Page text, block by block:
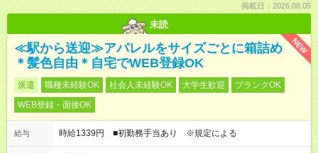
掲載日：2026.08.05
未読
NEW
≪駅から送迎≫アパレルをサイズごとに箱詰め
＊髪色自由＊自宅でWEB登録OK
派遣 職種未経験OK 社会人未経験OK 大学生歓迎
ブランクOK
WEB登録・面接OK
給与 時給1339円 ■初勤務手当あり ※規定による